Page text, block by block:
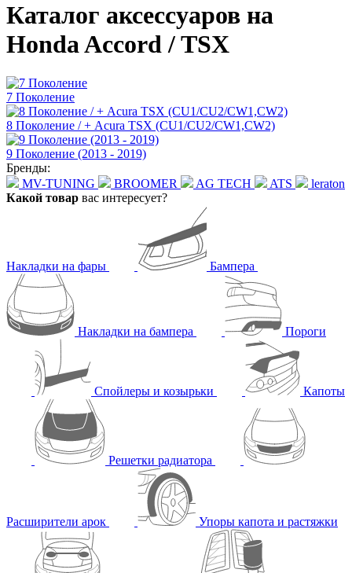
Каталог аксессуаров на
Honda Accord / TSX
7 Поколение
8 Поколение / + Acura TSX (CU1/CU2/CW1,CW2)
9 Поколение (2013 - 2019)
Бренды:
MV-TUNING
BROOMER AG TECH ATS
leraton
Какой товар вас интересует?
Накладки на фары Бампера
Накладки на бампера Пороги
Спойлеры и козырьки Капоты
Решетки радиатора
Расширители арок Упоры капота и растяжки